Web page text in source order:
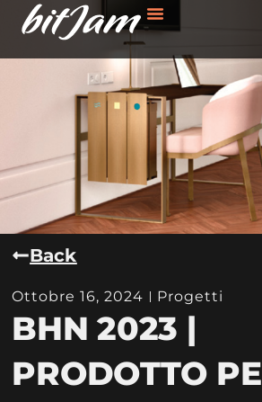
Back
Ottobre 16, 2024 Progetti
BHN 2023 |
PRODOTTO